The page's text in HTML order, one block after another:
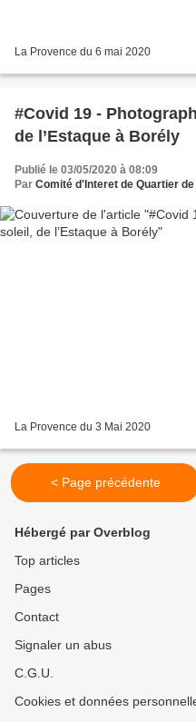
La Provence du 6 mai 2020
#Covid 19 -
de l’Estaque à Borély
Publié le 03/05/2020 à 08:09
Par Comité d'Interet de Quartier
La Provence du 3 Mai 2020
< Page précédente
Hébergé par Overblog
Top articles
Pages
Contact
Signaler un abus
C.G.U.
Cookies et données